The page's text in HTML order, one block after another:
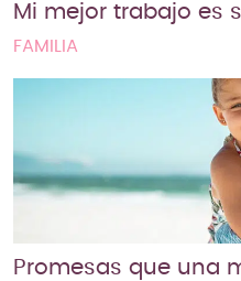
Mi mejor trabajo es
FAMILIA
Promesas que una